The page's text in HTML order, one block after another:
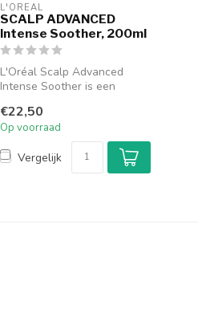
L'ORÉAL
SCALP ADVANCED
Intense Soother, 200ml
L'Oréal Scalp Advanced
Intense Soother is een
de hoof...
€22,50
Op voorraad
Vergelijk